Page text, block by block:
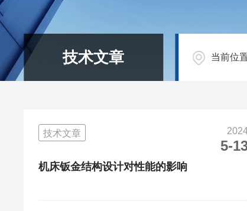
技术文章 当前位
技术文章
5-
机床钣金结构设计对性能的影响